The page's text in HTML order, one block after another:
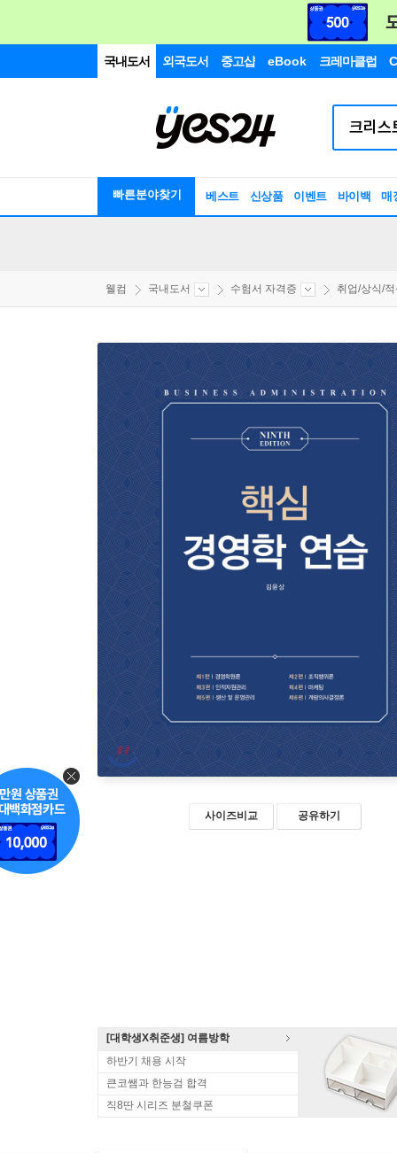
국내도서 외국도서 중고샵 eBook 크레마클럽
빠른분야찾기 베스트 신상품 이벤트 바이백 매
웰컴 국내도서 수험서 자격증 취업/상식/적
사이즈비교 공유하기
[대학생X취준생] 여름방학
하반기 채용 시작
큰코쌤과 한능검 합격
직8딴 시리즈 분철쿠폰